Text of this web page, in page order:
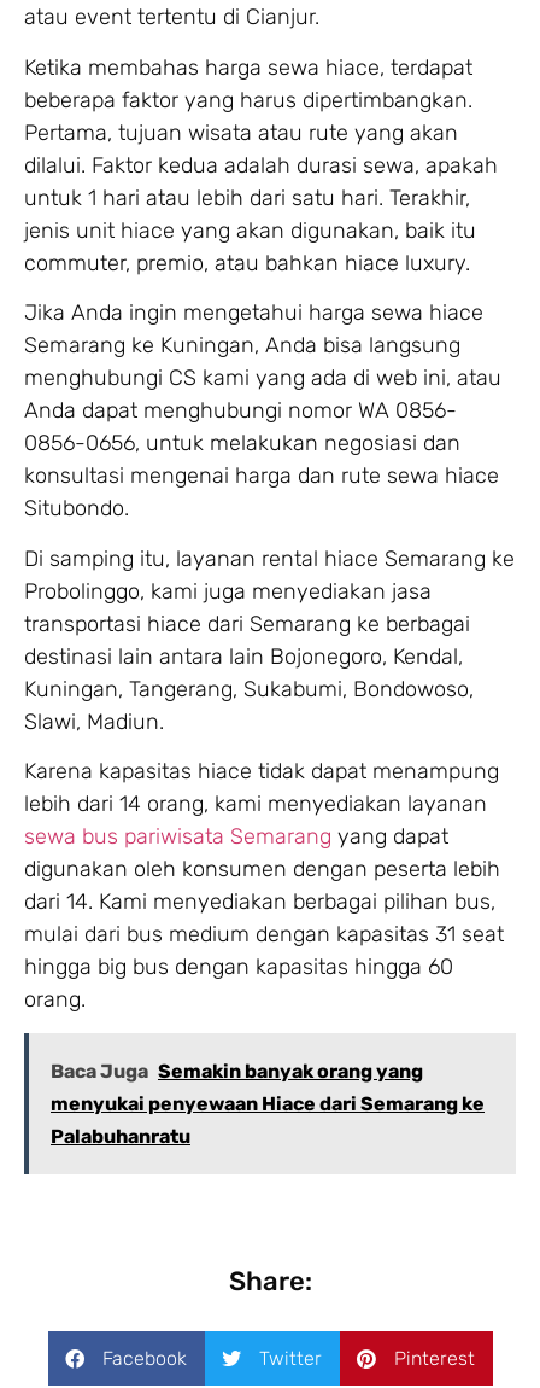
atau event tertentu di Cianjur.
Ketika membahas harga sewa hiace, terdapat
beberapa faktor yang harus dipertimbangkan.
Pertama, tujuan wisata atau rute yang akan
dilalui. Faktor kedua adalah durasi sewa, apakah
untuk 1 hari atau lebih dari satu hari. Terakhir,
jenis unit hiace yang akan digunakan, baik itu
commuter, premio, atau bahkan hiace luxury.
Jika Anda ingin mengetahui harga sewa hiace
Semarang ke Kuningan, Anda bisa langsung
menghubungi CS kami yang ada di web ini, atau
Anda dapat menghubungi nomor WA 0856-
0856-0656, untuk melakukan negosiasi dan
konsultasi mengenai harga dan rute sewa hiace
Situbondo.
Di samping itu, layanan rental hiace Semarang ke
Probolinggo, kami juga menyediakan jasa
transportasi hiace dari Semarang ke berbagai
destinasi lain antara lain Bojonegoro, Kendal,
Kuningan, Tangerang, Sukabumi, Bondowoso,
Slawi, Madiun.
Karena kapasitas hiace tidak dapat menampung
lebih dari 14 orang, kami menyediakan layanan
sewa bus pariwisata Semarang yang dapat
digunakan oleh konsumen dengan peserta lebih
dari 14. Kami menyediakan berbagai pilihan bus,
mulai dari bus medium dengan kapasitas 31 seat
hingga big bus dengan kapasitas hingga 60
orang.
Baca Juga Semakin banyak orang yang
menyukai penyewaan Hiace dari Semarang ke
Palabuhanratu
Share:
Facebook Twitter Pinterest